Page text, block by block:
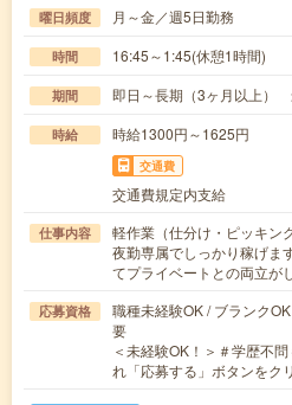
曜日頻度 月～金／週5日勤務
時間 16:45～1:45(休憩1時間)
期間 即日～長期（3ヶ月以上）
時給 時給1300円～1625円
交通費
交通費規定内支給
仕事内容
軽作業（仕分け・ピッキン
夜勤専属でしっかり稼げま
てプライベートとの両立
応募資格
職種未経験OK / ブランク
要
＜未経験OK！＞＃学歴不
れ「応募する」ボタンを